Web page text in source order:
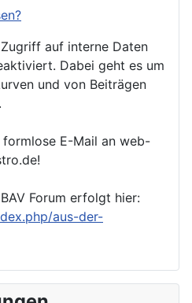
auf interne Daten
Dabei geht es um
und von Beiträgen
E-Mail an web-
Forum erfolgt hier:
aus-der-